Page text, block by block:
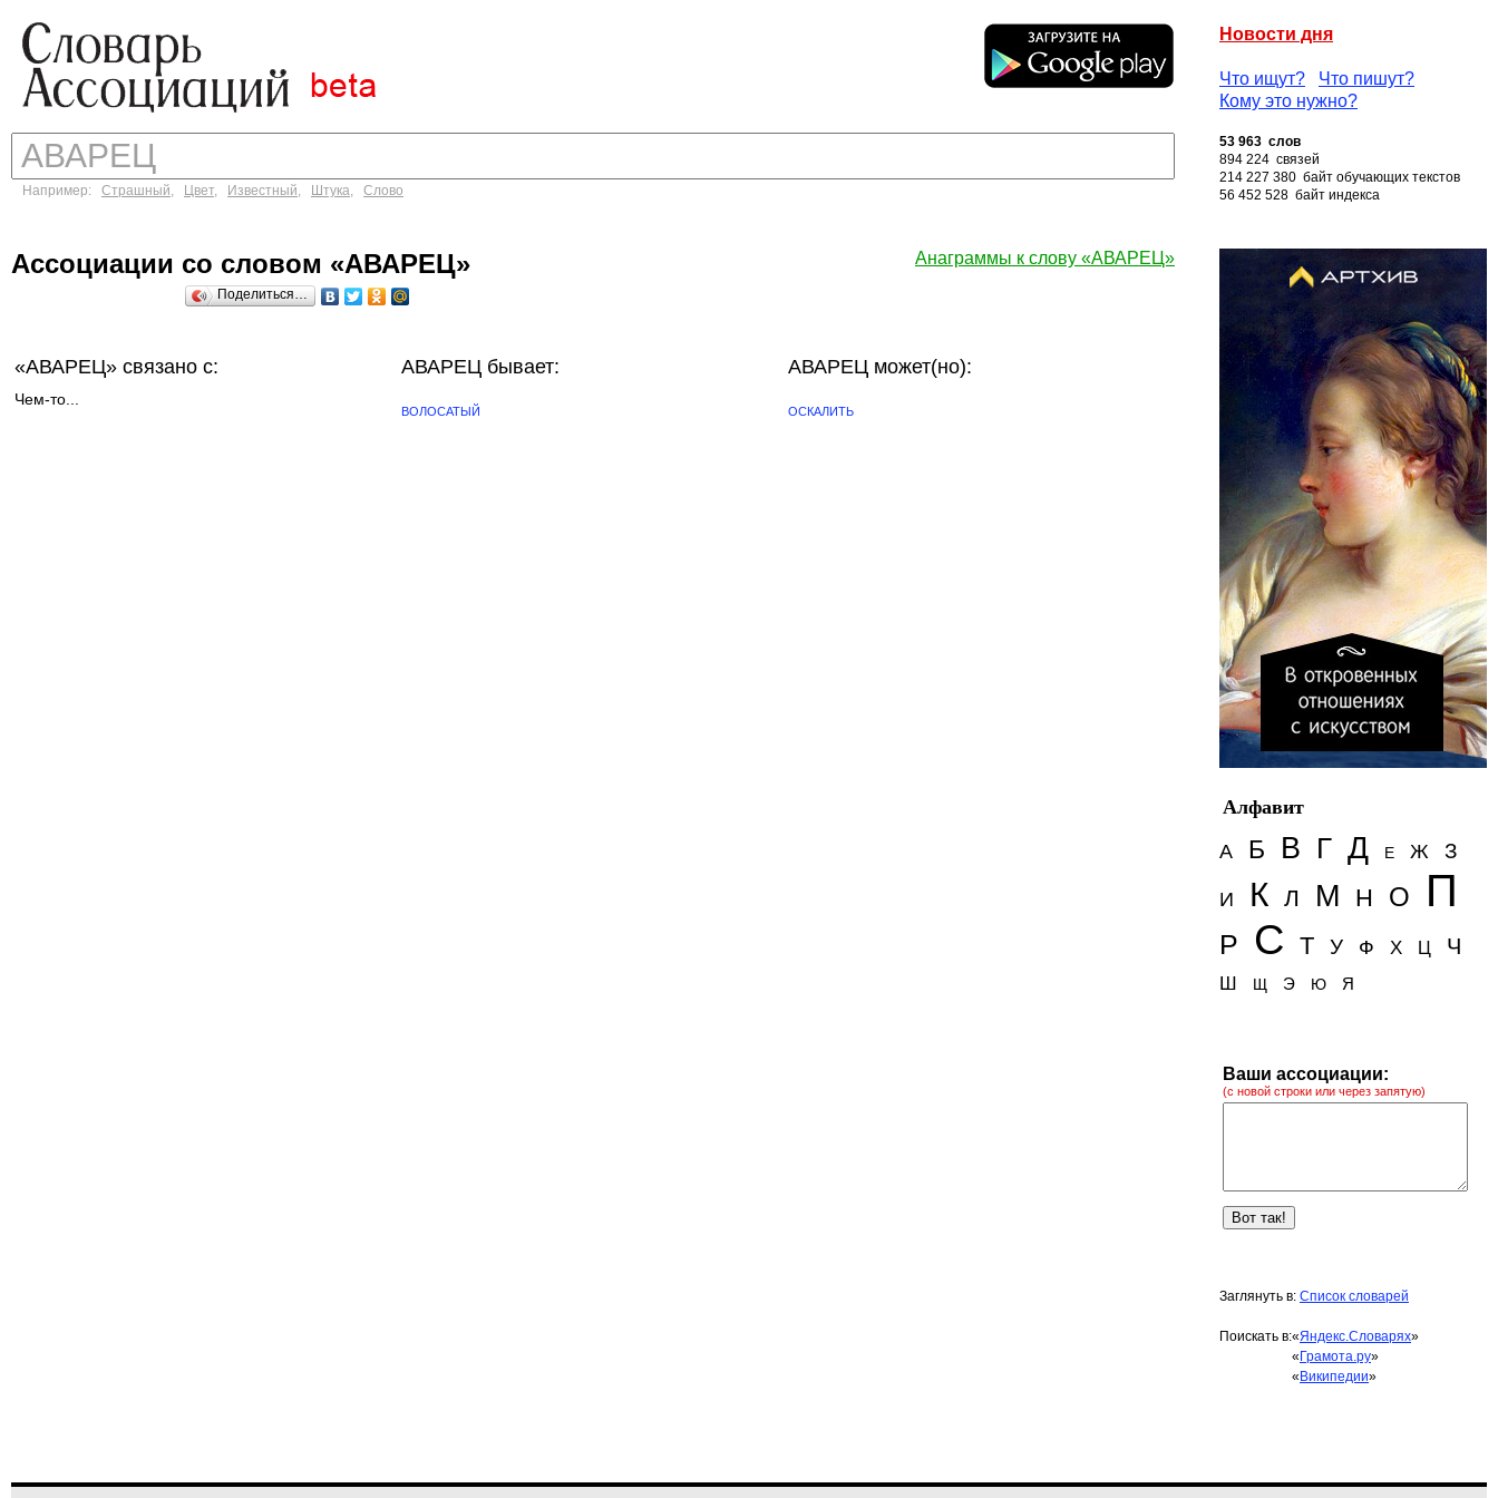
Новости дня
Что ищут?
Что пишут?
Кому это нужно?
Например: Страшный, Цвет, Известный, Штука, Слово
53 963 слов
894 224 связей
214 227 380 байт обучающих текстов
56 452 528 байт индекса
Анаграммы к слову «АВАРЕЦ»
Ассоциации со словом «АВАРЕЦ»
Поделиться…
«АВАРЕЦ» связано с:
Чем-то...
АВАРЕЦ бывает:
ВОЛОСАТЫЙ
АВАРЕЦ может(но):
ОСКАЛИТЬ
Алфавит
А
Б В Г Д Е Ж З
И К Л М Н О П
Р С Т У Ф Х Ц Ч
Ш Щ Э Ю Я
Ваши ассоциации:
(с новой строки или через запятую)
Заглянуть в: Список словарей
Поискать в:«Яндекс.Словарях»
« Грамота.ру»
« Википедии»